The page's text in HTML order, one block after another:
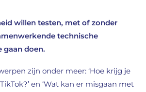
willen testen, met of zonder
technische
gaan doen.
zijn onder meer: ‘Hoe krijg je
en ‘Wat kan er misgaan met